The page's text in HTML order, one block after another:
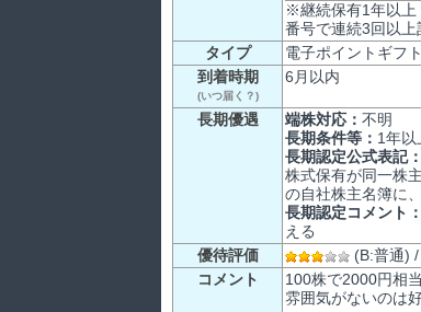
※継続保有1年以上
番号で連続3回以上
タイプ
電子ポイントギフト
到着時期
(いつ届く？)
6月以内
長期優遇 端株対応： 不明
長期条件等： 1年以
長期認定公式表記：
株式保有が同一株
の自社株主名簿に
長期認定コメント：
える
優待評価
(B:普通)
コメント
100株で2000円相
雰囲気がないのは好